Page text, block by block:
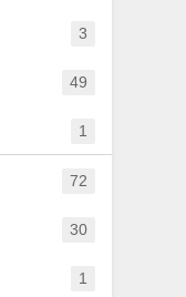
3
49
1
72
30
1